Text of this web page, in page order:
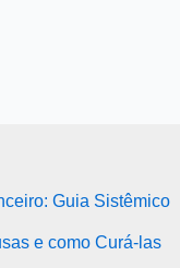
Guia Sistêmico
e como Curá-las